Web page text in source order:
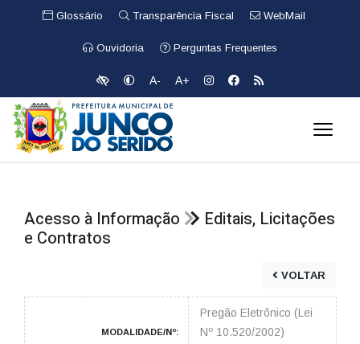
Glossário Transparência Fiscal WebMail
Ouvidoria Perguntas Frequentes
A- A+
Acesso à Informação
Editais, Licitações
e Contratos
VOLTAR
MODALIDADE/Nº:
Pregão Eletrônico (Lei
Nº 10.520/2002)